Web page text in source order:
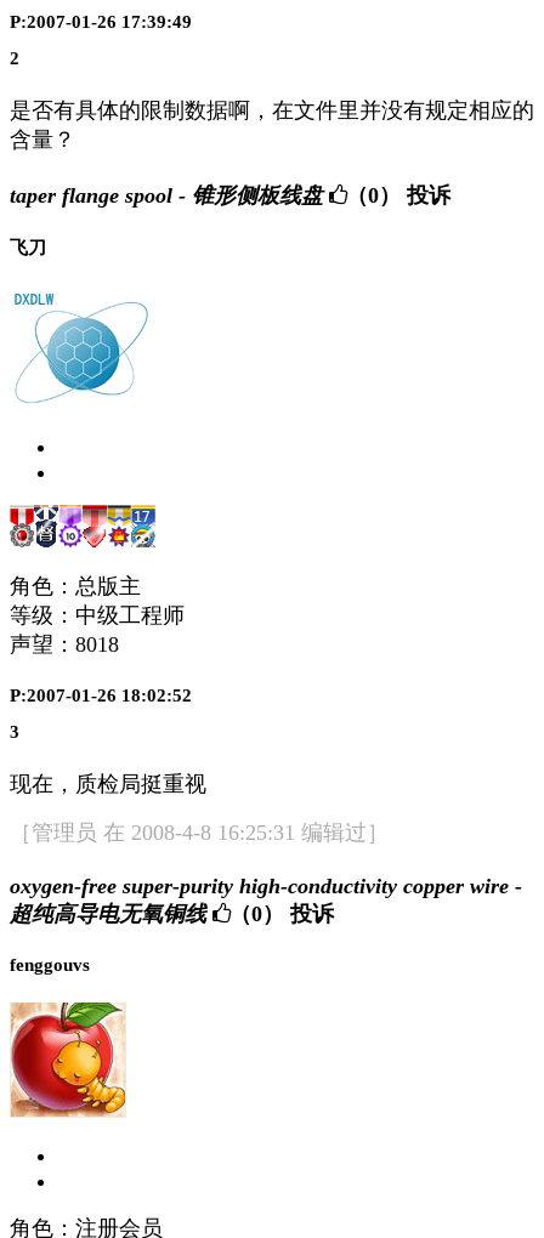
P:2007-01-26 17:39:49
2
是否有具体的限制数据啊，在文件里并没有规定相应的
含量？
taper flange spool - 锥形侧板线盘 （0） 投诉
飞刀
角色：总版主
等级：中级工程师
声望： 8018
P:2007-01-26 18:02:52
3
现在，质检局挺重视
［管理员 在 2008-4-8 16:25:31 编辑过］
oxygen-free super-purity high-conductivity copper wire -
超纯高导电无氧铜线
（0） 投诉
fenggouvs
角色：注册会员